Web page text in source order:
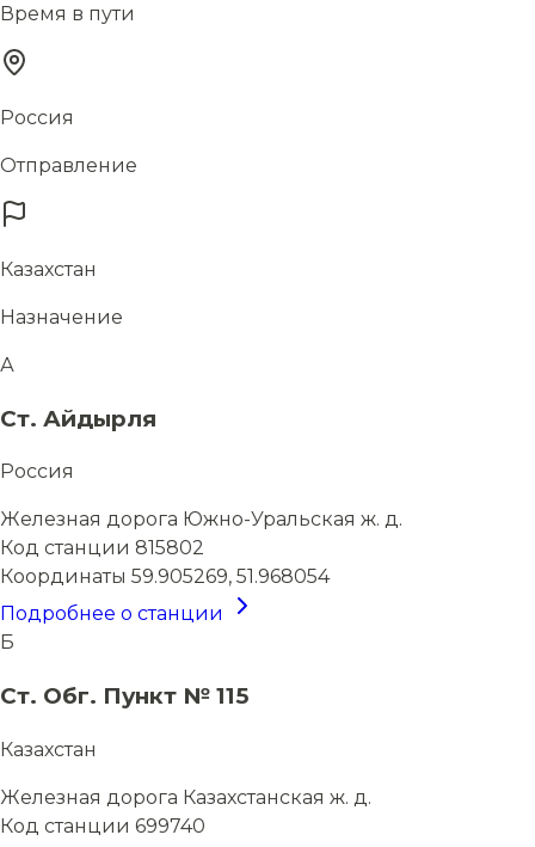
Время в пути
Россия
Отправление
Казахстан
Назначение
А
Ст. Айдырля
Россия
Железная дорога Южно-Уральская ж. д.
Код станции 815802
Координаты 59.905269, 51.968054
Подробнее о станции
Б
Ст. Обг. Пункт № 115
Казахстан
Железная дорога Казахстанская ж. д.
Код станции 699740